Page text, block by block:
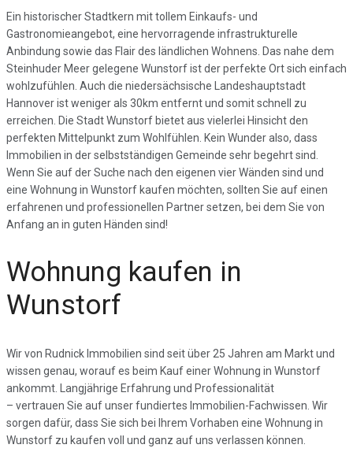
Ein historischer Stadtkern mit tollem Einkaufs- und
Gastronomieangebot, eine hervorragende infrastrukturelle
Anbindung sowie das Flair des ländlichen Wohnens. Das nahe dem
Steinhuder Meer gelegene Wunstorf ist der perfekte Ort sich einfach
wohlzufühlen. Auch die niedersächsische Landeshauptstadt
Hannover ist weniger als 30km entfernt und somit schnell zu
erreichen. Die Stadt Wunstorf bietet aus vielerlei Hinsicht den
perfekten Mittelpunkt zum Wohlfühlen. Kein Wunder also, dass
Immobilien in der selbstständigen Gemeinde sehr begehrt sind.
Wenn Sie auf der Suche nach den eigenen vier Wänden sind und
eine Wohnung in Wunstorf kaufen möchten, sollten Sie auf einen
erfahrenen und professionellen Partner setzen, bei dem Sie von
Anfang an in guten Händen sind!
Wohnung kaufen in
Wunstorf
Wir von Rudnick Immobilien sind seit über 25 Jahren am Markt und
wissen genau, worauf es beim Kauf einer Wohnung in Wunstorf
ankommt. Langjährige Erfahrung und Professionalität
– vertrauen Sie auf unser fundiertes Immobilien-Fachwissen. Wir
sorgen dafür, dass Sie sich bei Ihrem Vorhaben eine Wohnung in
Wunstorf zu kaufen voll und ganz auf uns verlassen können.